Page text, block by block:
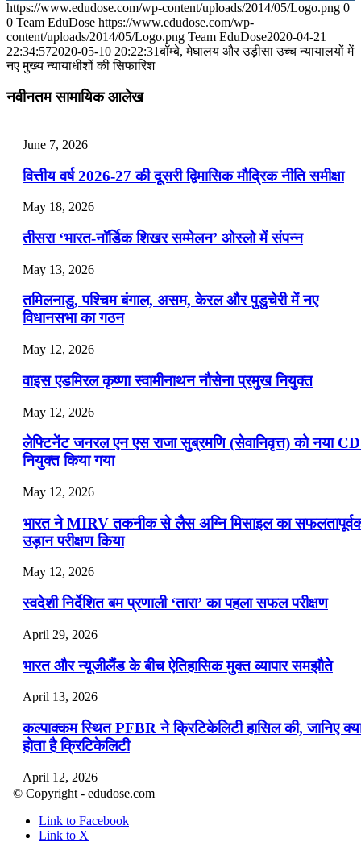
July 28, 2026
📝 डेली करेंट अफेयर्स: 25-27 जुलाई 2026
July 22, 2026
📝 डेली करेंट अफेयर्स: 19-21 जुलाई 2026
July 19, 2026
📝 डेली करेंट अफेयर्स: 16-18 जुलाई 2026
July 16, 2026
📝 डेली करेंट अफेयर्स: 13-15 जुलाई 2026
https://www.edudose.com/wp-content/uploads/2014/05/Logo.png 0
0 Team EduDose https://www.edudose.com/wp-
content/uploads/2014/05/Logo.png Team EduDose2020-04-21
22:34:572020-05-10 20:22:31बॉम्बे, मेघालय और उड़ीसा उच्च न्यायालयों में
नए मुख्य न्यायाधीशों की सिफारिश
नवीनतम सामायिक आलेख
June 7, 2026
वित्तीय वर्ष 2026-27 की दूसरी द्विमासिक मौद्रिक नीति समीक्षा
May 18, 2026
तीसरा ‘भारत-नॉर्डिक शिखर सम्मेलन’ ओस्लो में संपन्न
May 13, 2026
तमिलनाडु, पश्चिम बंगाल, असम, केरल और पुडुचेरी में नए
विधानसभा का गठन
May 12, 2026
वाइस एडमिरल कृष्णा स्वामीनाथन नौसेना प्रमुख नियुक्त
May 12, 2026
लेफ्टिनेंट जनरल एन एस राजा सुब्रमणि (सेवानिवृत्त) को नया
नियुक्त किया गया
May 12, 2026
भारत ने MIRV तकनीक से लैस अग्नि मिसाइल का
उड़ान परीक्षण किया
May 12, 2026
स्वदेशी निर्देशित बम प्रणाली ‘तारा’ का पहला सफल परीक्षण
April 29, 2026
भारत और न्यूजीलैंड के बीच ऐतिहासिक मुक्त व्यापार समझौते
April 13, 2026
कल्पाक्कम स्थित PFBR ने क्रिटिकेलिटी हासिल की, जानिए
होता है क्रिटिकेलिटी
April 12, 2026
April 9, 2026
© Copyright - edudose.com
Link to Facebook
Link to X